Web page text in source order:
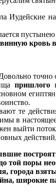
Иудейские
кровь
точно
пришлого
те
в
выйти
построят
той поры
города
широкие